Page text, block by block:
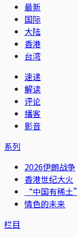
最新
国际
大陆
香港
台湾
速递
解读
评论
播客
影音
系列
2026伊朗战争
香港世纪大火
“中国有稀土”
情色的未来
栏目